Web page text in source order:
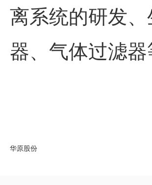
离系统的研发
器、气体过滤
华原股份